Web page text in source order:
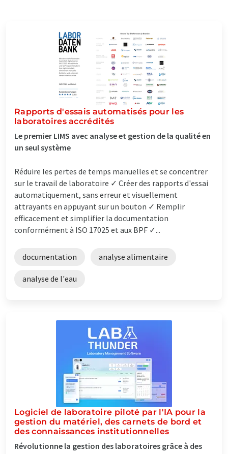
Rapports d'essais automatisés pour les
laboratoires accrédités
Le premier LIMS avec analyse et gestion de la qualité en
un seul système
Réduire les pertes de temps manuelles et se concentrer
sur le travail de laboratoire ✓ Créer des rapports d'essai
automatiquement, sans erreur et visuellement
attrayants en appuyant sur un bouton ✓ Remplir
efficacement et simplifier la documentation
conformément à ISO 17025 et aux BPF ✓...
documentation analyse alimentaire
analyse de l'eau
Logiciel de laboratoire piloté par l'IA pour la
gestion du matériel, des carnets de bord et
des connaissances institutionnelles
Révolutionne la gestion des laboratoires grâce à des